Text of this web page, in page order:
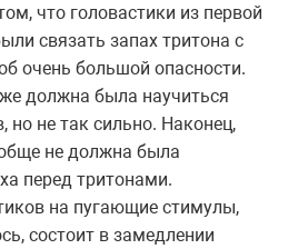
что головастики из первой
связать запах тритона с
очень большой опасности.
должна была научиться
но не так сильно. Наконец,
не должна была
перед тритонами.
на пугающие стимулы,
состоит в замедлении